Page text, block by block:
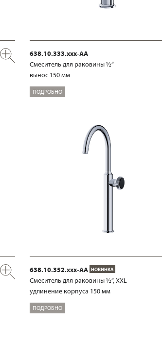
638.10.333.xxx-AA
Смеситель для раковины ½“
вынос 150 мм
ПОДРОБНО
638.10.352.xxx-AA НОВИНКА
Смеситель для раковины ½“, XXL
удлинение корпуса 150 мм
ПОДРОБНО